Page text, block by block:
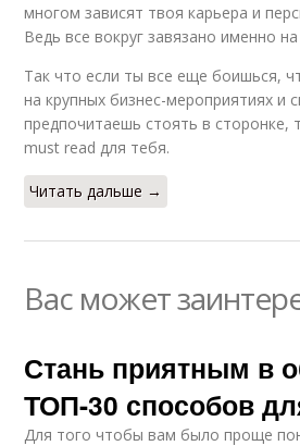
многом зависят твоя карьера и
Ведь все вокруг завязано именно
Так что если ты все еще боишься,
на крупных бизнес-мероприятиях и
предпочитаешь стоять в сторонке,
must read для тебя.
Читать дальше →
Вас может
Стань приятным в
ТОП-30 способов
Для того чтобы вам было проще